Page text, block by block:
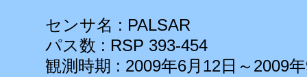
センサ名 : PALSAR
パス数 : RSP 393-454
観測時期 : 2009年6月12日～2009